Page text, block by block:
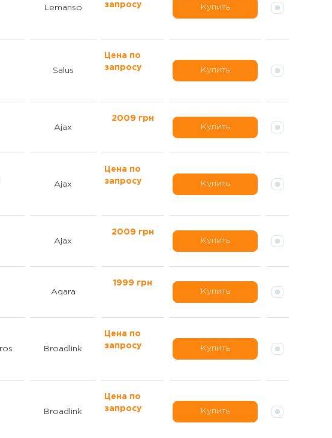
Lemanso
запросу
Купить
Salus
Цена по
запросу
Купить
Ajax
2009 грн
Купить
Ajax
Цена по
запросу
Купить
Ajax
2009 грн
Купить
Aqara
1999 грн
Купить
Broadlink
Цена по
запросу
Купить
Broadlink
Цена по
запросу
Купить